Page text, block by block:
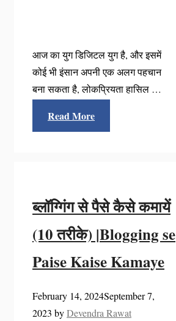
आज का युग डिजिटल युग है, और इसमें
कोई भी इंसान अपनी एक अलग पहचान
बना सकता है, लोकप्रियता हासिल …
Read More
ब्लॉग्गिंग से पैसे कैसे कमायें
(10 तरीके) |Blogging se
Paise Kaise Kamaye
February 14, 2024September 7,
2023 byDevendra Rawat